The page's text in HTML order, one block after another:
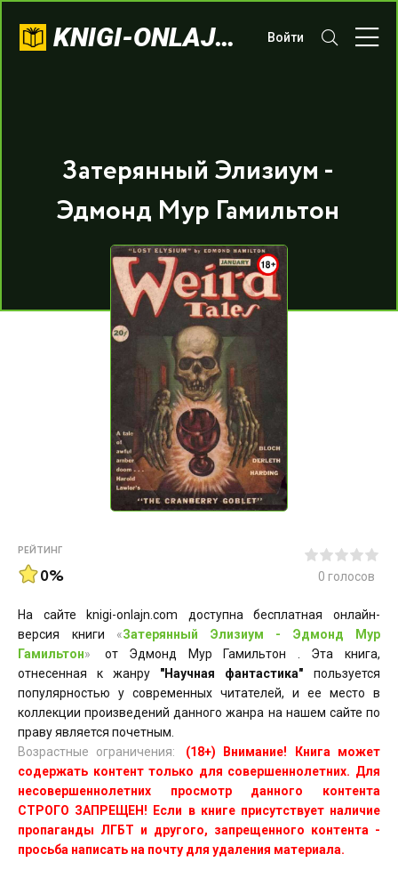
KNIGI-ONLAJN.COM Войти
Затерянный Элизиум -
Эдмонд Мур Гамильтон
РЕЙТИНГ
0% 0 голосов
На сайте knigi-onlajn.com доступна бесплатная онлайн-
версия книги «Затерянный Элизиум - Эдмонд Мур
Гамильтон»
от Эдмонд Мур Гамильтон . Эта книга,
отнесенная к жанру "Научная фантастика" пользуется
популярностью у современных читателей, и ее место в
коллекции произведений данного жанра на нашем сайте по
праву является почетным.
Возрастные ограничения:
(18+) Внимание! Книга может
содержать контент только для совершеннолетних. Для
несовершеннолетних просмотр данного контента
СТРОГО ЗАПРЕЩЕН! Если в книге присутствует наличие
пропаганды ЛГБТ и другого, запрещенного контента -
просьба написать на почту для удаления материала.